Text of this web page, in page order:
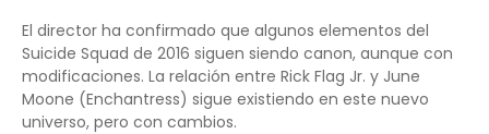
El director ha confirmado que algunos elementos del
Suicide Squad de 2016 siguen siendo canon, aunque con
modificaciones. La relación entre Rick Flag Jr. y June
Moone (Enchantress) sigue existiendo en este nuevo
universo, pero con cambios.